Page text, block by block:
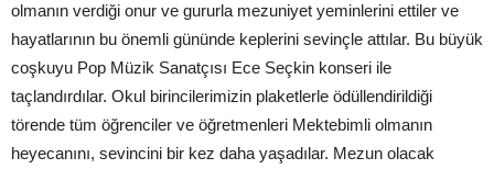
olmanın verdiği onur ve gururla mezuniyet yeminlerini ettiler ve
hayatlarının bu önemli gününde keplerini sevinçle attılar. Bu büyük
coşkuyu Pop Müzik Sanatçısı Ece Seçkin konseri ile
taçlandırdılar. Okul birincilerimizin plaketlerle ödüllendirildiği
törende tüm öğrenciler ve öğretmenleri Mektebimli olmanın
heyecanını, sevincini bir kez daha yaşadılar. Mezun olacak